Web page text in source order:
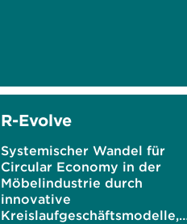
R-Evolve
Systemischer Wandel für
Circular Economy in der
Möbelindustrie durch
innovative
Kreislaufgeschäftsmodelle,